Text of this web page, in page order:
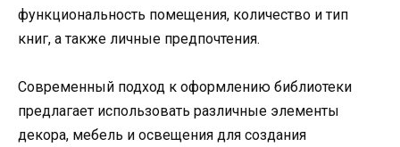
функциональность помещения, количество и тип
книг, а также личные предпочтения.
Современный подход к оформлению библиотеки
предлагает использовать различные элементы
декора, мебель и освещения для создания